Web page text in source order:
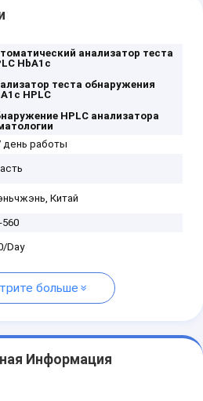
анализатор теста
HbA1c
теста обнаружения
HPLC
HPLC анализатора
день работы
Китай
560
Day
больше
Информация